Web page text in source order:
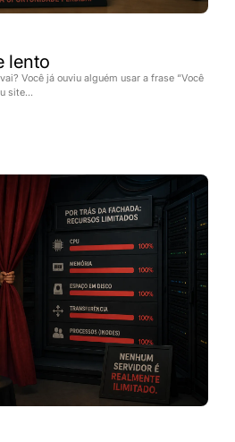
lento
Você já ouviu alguém usar a frase “Você
site...